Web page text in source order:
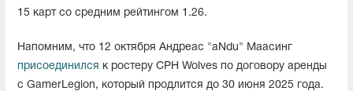
15 карт со средним рейтингом 1.26.
Напомним, что 12 октября Андреас "aNdu" Маасинг
присоединился к ростеру CPH Wolves по договору аренды
с GamerLegion, который продлится до 30 июня 2025 года.